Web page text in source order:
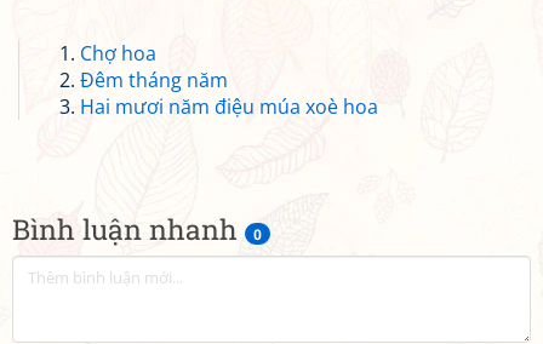
Bình luận nhanh 0
Chợ hoa
Đêm tháng năm
Hai mươi năm điệu múa xoè hoa